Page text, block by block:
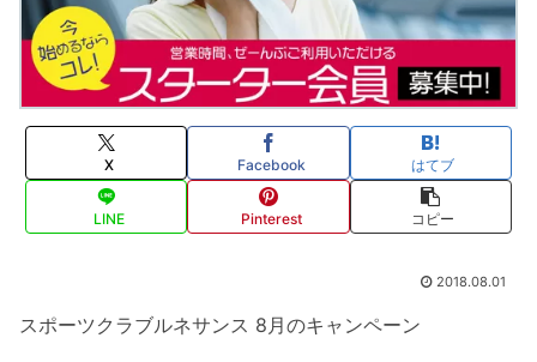
X Facebook はてブ
LINE Pinterest コピー
2018.08.01
スポーツクラブルネサンス 8月のキャンペーン